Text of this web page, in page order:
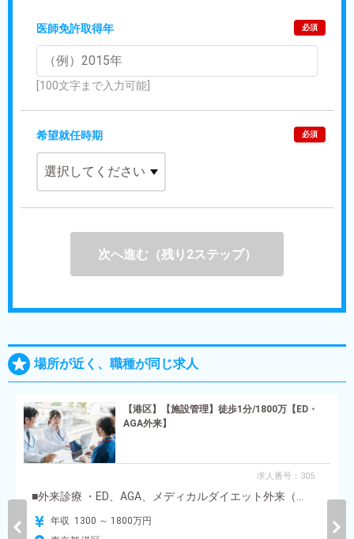
医師免許取得年 必須
[100文字まで入力可能]
希望就任時期 必須
次へ進む（残り2ステップ）
場所が近く、職種が同じ求人
【港区】【施設管理】徒歩1分/1800万【ED・
AGA外来】
求人番号：305
■外来診療 ・ED、AGA、メディカルダイエット外来（...
年収 1300 ～ 1800万円